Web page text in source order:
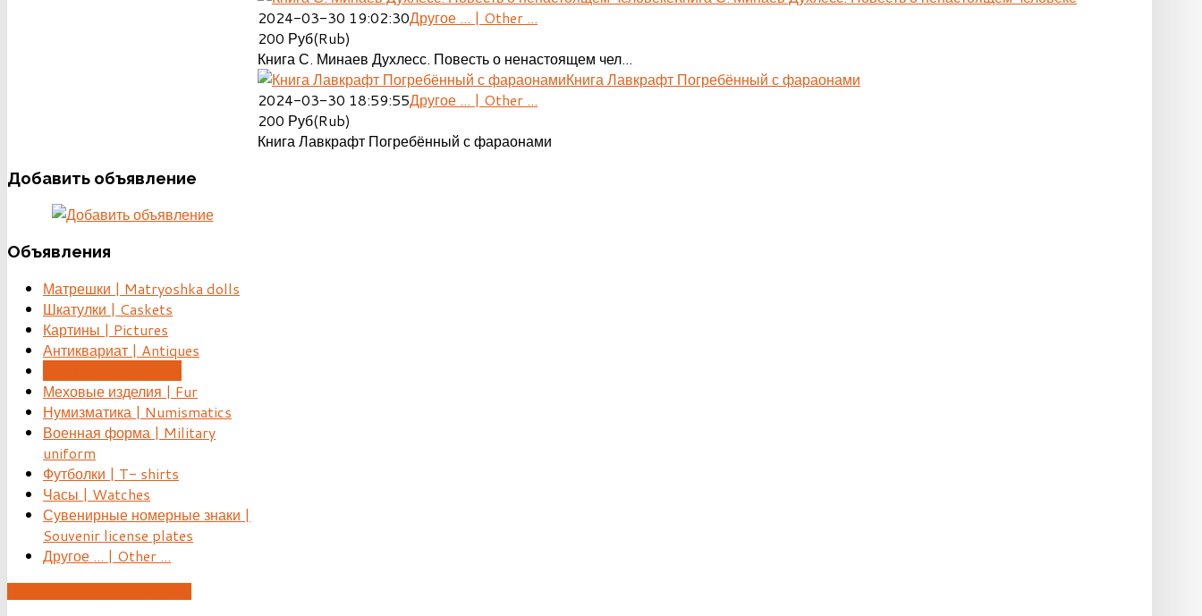
2024-03-30 19:02:30Другое ... | Other ...
200 Руб(Rub)
Книга С. Минаев Духлесс. Повесть о ненастоящем чел...
Книга Лавкрафт Погребённый с фараонами
2024-03-30 18:59:55Другое ... | Other ...
200 Руб(Rub)
Книга Лавкрафт Погребённый с фараонами
Добавить объявление
Объявления
Матрешки | Matryoshka dolls
Шкатулки | Caskets
Картины | Pictures
Антиквариат | Antiques
Меховые изделия | Fur
Нумизматика | Numismatics
Военная форма | Military
uniform
Футболки | T- shirts
Часы | Watches
Сувенирные номерные знаки |
Souvenir license plates
Другое ... | Other ...